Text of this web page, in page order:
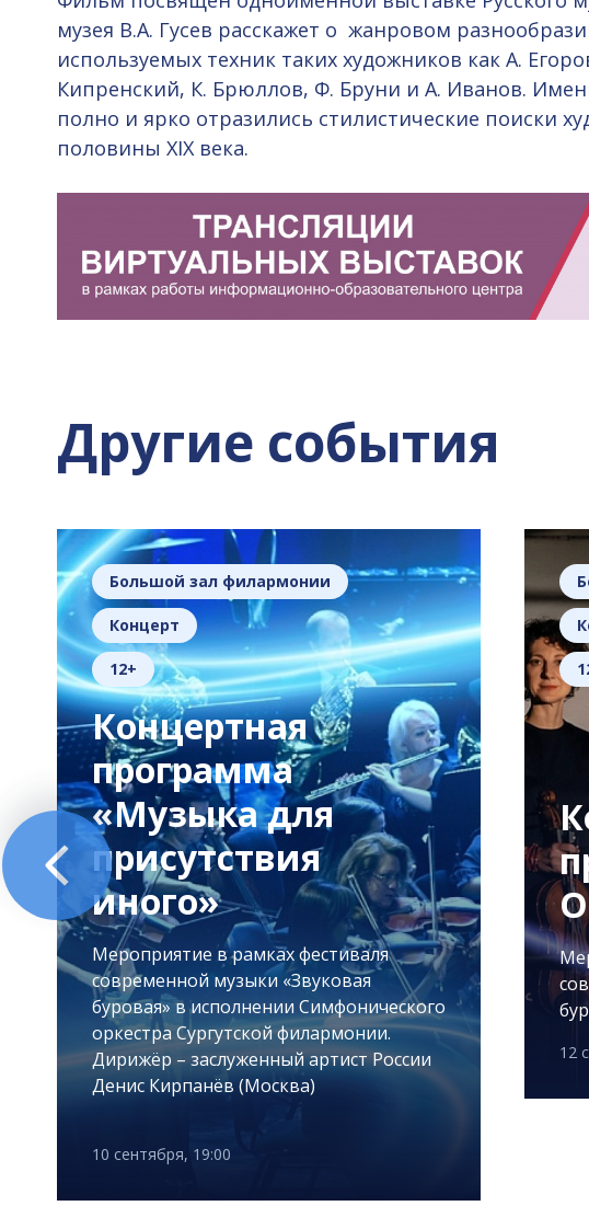
музея В.А. Гусев расскажет о жанровом
используемых техник таких художников как А.
Кипренский, К. Брюллов, Ф. Бруни и А. Иванов.
полно и ярко отразились стилистические поиски
половины XIX века.
Другие события
Большой зал филармонии
Концерт
12+
Концертная
программа
«Музыка для
присутствия
иного»
Мероприятие в рамках фестиваля
современной музыки «Звуковая
буровая» в исполнении Симфонического
оркестра Сургутской филармонии.
Дирижёр – заслуженный артист России
Денис Кирпанёв (Москва)
10 сентября, 19:00
12